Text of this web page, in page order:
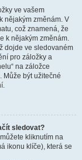
ve vašem
nějakým změnám. V
což znamená, že
k nějakým změnám.
dojde ve sledovaném
pro záložky a
na záložce
Může být užitečné
sledovat?
kliknutím na
ikonu klíče), která se